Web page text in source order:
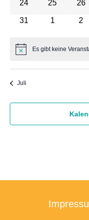
0 Veranstaltungen
24 0
25 0
26
0 Veranstaltungen
31 0
1 0
2
HinweisEs gibt keine
Juli